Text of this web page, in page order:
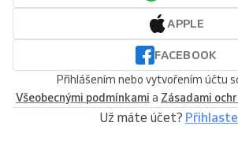
APPLE
FACEBOOK
Přihlášením nebo vytvořením účtu
Všeobecnými podmínkami a Zásadami
Už máte účet?